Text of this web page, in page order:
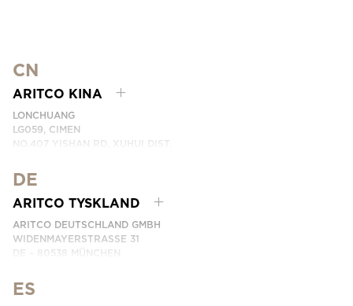
CN
ARITCO KINA
LONCHUANG
LG059, CIMEN
NO.407 YISHAN RD, XUHUI DIST.
EMAIL:
TELEFON: +86 400 6233 121
DE
ARITCO TYSKLAND
ARITCO DEUTSCHLAND GMBH
WIDENMAYERSTRASSE 31
DE – 80538 MÜNCHEN
TELEFON: +49 7123 9597272
ES